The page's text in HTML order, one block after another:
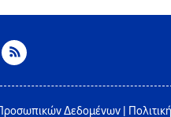
Δεδομένων Πολιτική